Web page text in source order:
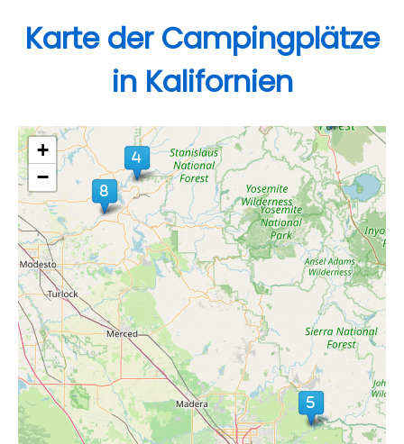
Karte der Campingplätze
in Kalifornien
+
−